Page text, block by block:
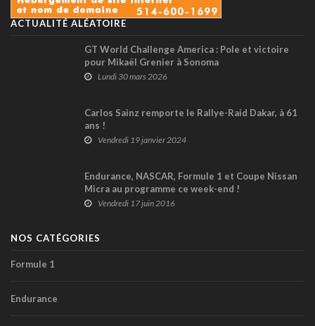
ACTUALITÉ ALÉATOIRE
GT World Challenge America : Pole et victoire
pour Mikaël Grenier à Sonoma
Lundi 30 mars 2026
Carlos Sainz remporte le Rallye-Raid Dakar, à 61
ans !
Vendredi 19 janvier 2024
Endurance, NASCAR, Formule 1 et Coupe Nissan
Micra au programme ce week-end !
Vendredi 17 juin 2016
NOS CATÉGORIES
Formule 1
Endurance